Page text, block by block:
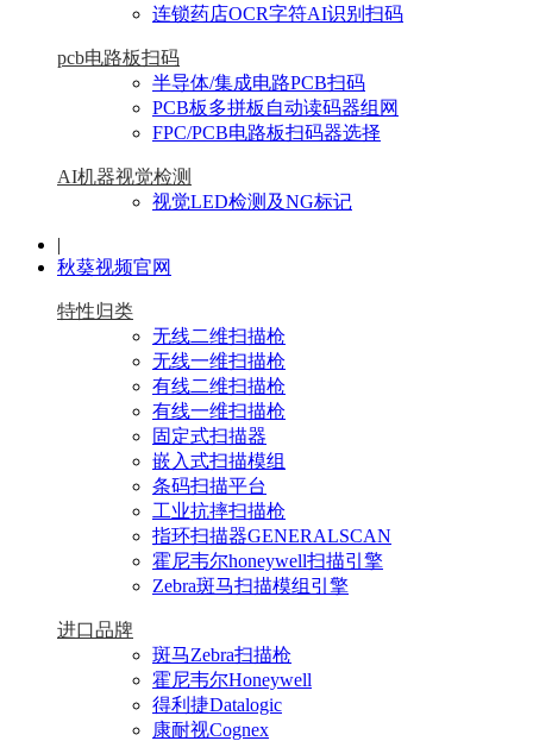
连锁药店OCR字符AI识别扫码
pcb电路板扫码
半导体/集成电路PCB扫码
PCB板多拼板自动读码器组网
FPC/PCB电路板扫码器选择
AI机器视觉检测
视觉LED检测及NG标记
|
秋葵视频官网
特性归类
无线二维扫描枪
无线一维扫描枪
有线二维扫描枪
有线一维扫描枪
固定式扫描器
嵌入式扫描模组
条码扫描平台
工业抗摔扫描枪
指环扫描器GENERALSCAN
霍尼韦尔honeywell扫描引擎
Zebra斑马扫描模组引擎
进口品牌
斑马Zebra扫描枪
霍尼韦尔Honeywell
得利捷Datalogic
康耐视Cognex